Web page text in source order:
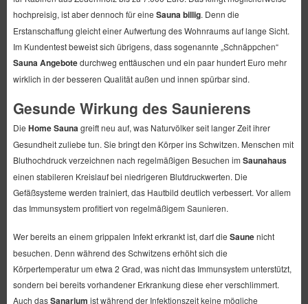
hochpreisig, ist aber dennoch für eine Sauna billig. Denn die
Erstanschaffung gleicht einer Aufwertung des Wohnraums auf lange Sicht.
Im Kundentest beweist sich übrigens, dass sogenannte „Schnäppchen“
Sauna Angebotedurchweg enttäuschen und ein paar hundert Euro mehr
wirklich in der besseren Qualität außen und innen spürbar sind.
Gesunde Wirkung des Saunierens
Die Home Sauna greift neu auf, was Naturvölker seit langer Zeit ihrer
Gesundheit zuliebe tun. Sie bringt den Körper ins Schwitzen. Menschen mit
Bluthochdruck verzeichnen nach regelmäßigen Besuchen im Saunahaus
einen stabileren Kreislauf bei niedrigeren Blutdruckwerten. Die
Gefäßsysteme werden trainiert, das Hautbild deutlich verbessert. Vor allem
das Immunsystem profitiert von regelmäßigem Saunieren.
Wer bereits an einem grippalen Infekt erkrankt ist, darf die Saunenicht
besuchen. Denn während des Schwitzens erhöht sich die
Körpertemperatur um etwa 2 Grad, was nicht das Immunsystem unterstützt,
sondern bei bereits vorhandener Erkrankung diese eher verschlimmert.
Auch dasSanarium ist während der Infektionszeit keine mögliche